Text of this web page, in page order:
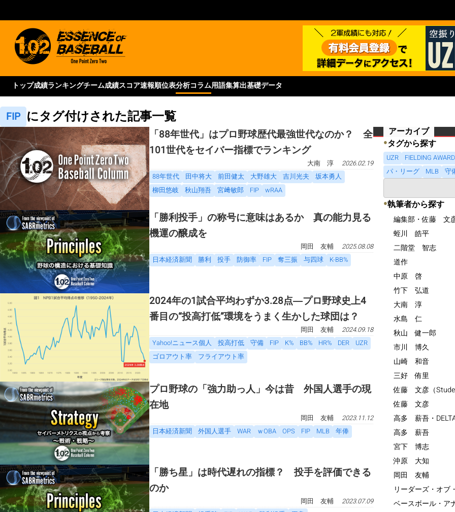
トップ成績ランキングチーム成績スコア速報順位表分析コラム用語集算出基礎データ
FIP にタグ付けされた記事一覧
「88年世代」はプロ野球歴代最強世代なのか？ 全
101世代をセイバー指標でランキング
大南 淳
2026.02.19
88年世代
田中将大 前田健太 大野雄大 吉川光夫
坂本勇人
柳田悠岐
秋山翔吾 宮﨑敏郎 FIP wRAA
「勝利投手」の称号に意味はあるか 真の能力見る
機運の醸成を
岡田 友輔
2025.08.08
日本経済新聞
勝利 投手 防御率 FIP 奪三振 与四球 K-BB%
2024年の1試合平均わずか3.28点―プロ野球史上4
番目の“投高打低”環境をうまく生かした球団は？
岡田 友輔
2024.09.18
Yahoo!ニュース個人
投高打低 守備 FIP K% BB% HR% DER
UZR
ゴロアウト率
フライアウト率
プロ野球の「強力助っ人」今は昔 外国人選手の現
在地
岡田 友輔
2023.11.12
日本経済新聞
外国人選手 WAR ｗOBA OPS FIP MLB 年俸
「勝ち星」は時代遅れの指標？ 投手を評価できる
のか
岡田 友輔
2023.07.09
アーカイブ
●タグから探す
UZR FIELDING
パ・リーグ
MLB 守
●執筆者から探す
編集部・佐藤 文
蛭川 皓平
二階堂 智志
道作
中原 啓
竹下 弘道
大南 淳
水島 仁
秋山 健一郎
市川 博久
山崎 和音
三好 侑里
佐藤 文彦（
佐藤 文彦
高多 薪吾・
高多 薪吾
宮下 博志
沖原 大知
岡田 友輔
リーダーズ・オブ
ベースボール・ア